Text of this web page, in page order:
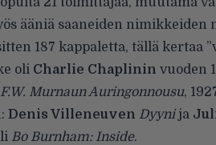
ääniä saaneiden nimikkeiden
187 kappaletta, tällä kertaa
oli Charlie Chaplinin vuoden
F.W. Murnaun Auringonnousu,
Denis Villeneuven Dyynija
Bo Burnham: Inside.